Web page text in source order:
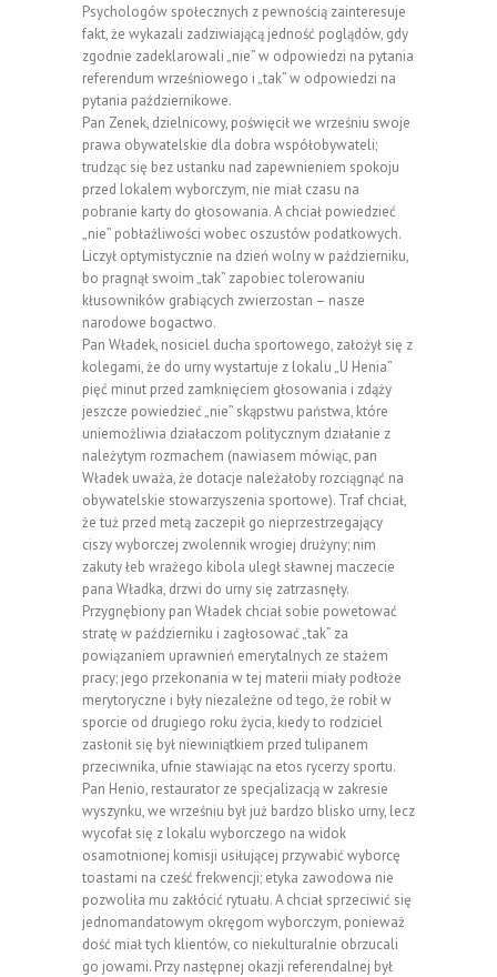
Psychologów społecznych z pewnością zainteresuje
fakt, że wykazali zadziwiającą jedność poglądów, gdy
zgodnie zadeklarowali „nie” w odpowiedzi na pytania
referendum wrześniowego i „tak” w odpowiedzi na
pytania październikowe.
Pan Zenek, dzielnicowy, poświęcił we wrześniu swoje
prawa obywatelskie dla dobra współobywateli;
trudząc się bez ustanku nad zapewnieniem spokoju
przed lokalem wyborczym, nie miał czasu na
pobranie karty do głosowania. A chciał powiedzieć
„nie” pobłażliwości wobec oszustów podatkowych.
Liczył optymistycznie na dzień wolny w październiku,
bo pragnął swoim „tak” zapobiec tolerowaniu
kłusowników grabiących zwierzostan – nasze
narodowe bogactwo.
Pan Władek, nosiciel ducha sportowego, założył się z
kolegami, że do urny wystartuje z lokalu „U Henia”
pięć minut przed zamknięciem głosowania i zdąży
jeszcze powiedzieć „nie” skąpstwu państwa, które
uniemożliwia działaczom politycznym działanie z
należytym rozmachem (nawiasem mówiąc, pan
Władek uważa, że dotacje należałoby rozciągnąć na
obywatelskie stowarzyszenia sportowe). Traf chciał,
że tuż przed metą zaczepił go nieprzestrzegający
ciszy wyborczej zwolennik wrogiej drużyny; nim
zakuty łeb wrażego kibola uległ sławnej maczecie
pana Władka, drzwi do urny się zatrzasnęły.
Przygnębiony pan Władek chciał sobie powetować
stratę w październiku i zagłosować „tak” za
powiązaniem uprawnień emerytalnych ze stażem
pracy; jego przekonania w tej materii miały podłoże
merytoryczne i były niezależne od tego, że robił w
sporcie od drugiego roku życia, kiedy to rodziciel
zasłonił się był niewiniątkiem przed tulipanem
przeciwnika, ufnie stawiając na etos rycerzy sportu.
Pan Henio, restaurator ze specjalizacją w zakresie
wyszynku, we wrześniu był już bardzo blisko urny, lecz
wycofał się z lokalu wyborczego na widok
osamotnionej komisji usiłującej przywabić wyborcę
toastami na cześć frekwencji; etyka zawodowa nie
pozwoliła mu zakłócić rytuału. A chciał sprzeciwić się
jednomandatowym okręgom wyborczym, ponieważ
dość miał tych klientów, co niekulturalnie obrzucali
go jowami. Przy następnej okazji referendalnej był